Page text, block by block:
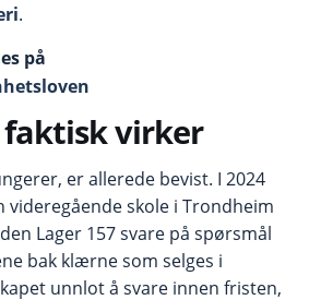
.
på
faktisk virker
er allerede bevist. I 2024
videregående skole i Trondheim
Lager 157 svare på spørsmål
bak klærne som selges i
unnlot å svare innen fristen,